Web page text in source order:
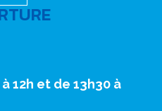
12h et de 13h30 à